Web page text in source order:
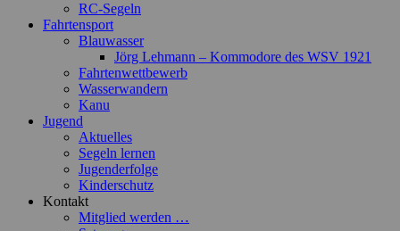
RC-Segeln
Fahrtensport
Blauwasser
Jörg Lehmann – Kommodore des WSV 1921
Fahrtenwettbewerb
Wasserwandern
Kanu
Jugend
Aktuelles
Segeln lernen
Jugenderfolge
Kinderschutz
Kontakt
Mitglied werden …